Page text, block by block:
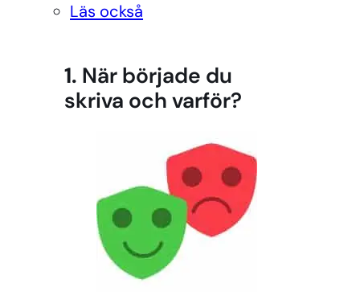
Läs också
1. När började du
skriva och varför?